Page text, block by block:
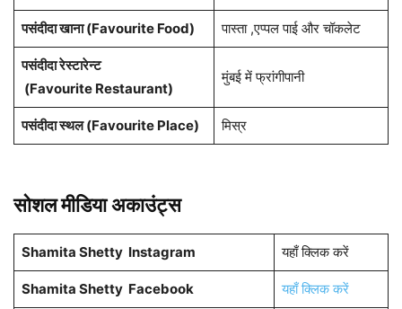
पसंदीदा खाना (Favourite Food) पास्ता ,एप्पल पाई और चॉकलेट
पसंदीदा रेस्टारेन्ट
(Favourite Restaurant)
मुंबई में फ्रांगीपानी
पसंदीदा स्थल (Favourite Place) मिस्र
सोशल मीडिया अकाउंट्स
Shamita ShettyInstagram यहाँ क्लिक करें
Shamita ShettyFacebook यहाँ क्लिक करें